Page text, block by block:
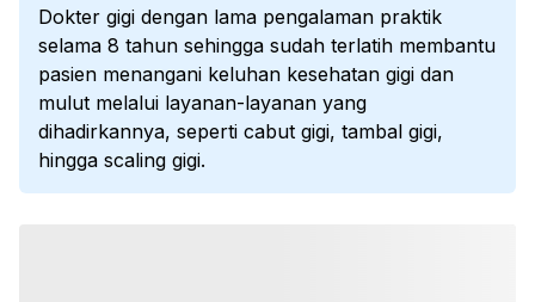
Dokter gigi dengan lama pengalaman praktik
selama 8 tahun sehingga sudah terlatih membantu
pasien menangani keluhan kesehatan gigi dan
mulut melalui layanan-layanan yang
dihadirkannya, seperti cabut gigi, tambal gigi,
hingga scaling gigi.